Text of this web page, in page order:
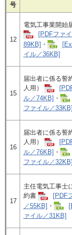
号
12
電気工事業開始
[PDFファ
89KB] ・​
イル／36KB]
15
届出者に係る誓
人用）
ル／74KB] ・
ファイル／33KB]
16
届出者に係る誓
人用）
ル／76KB] ・
ファイル／32KB]
17
主任電気工事士
約書
[PDF
／55KB] ・
ァイル／31KB]